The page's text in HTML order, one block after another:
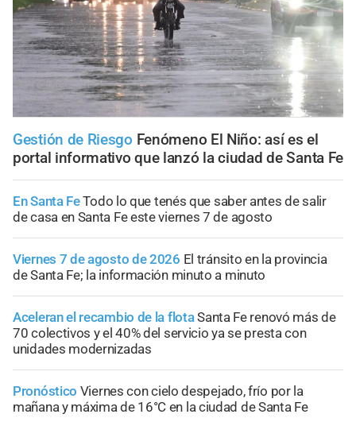
Gestión de Riesgo Fenómeno El Niño: así es el
portal informativo que lanzó la ciudad de Santa Fe
En Santa FeTodo lo que tenés que saber antes de salir
de casa en Santa Fe este viernes 7 de agosto
Viernes 7 de agosto de 2026 El tránsito en la provincia
de Santa Fe; la información minuto a minuto
Aceleran el recambio de la flotaSanta Fe renovó más de
70 colectivos y el 40% del servicio ya se presta con
unidades modernizadas
Pronóstico Viernes con cielo despejado, frío por la
mañana y máxima de 16°C en la ciudad de Santa Fe